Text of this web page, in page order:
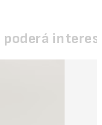
poderá